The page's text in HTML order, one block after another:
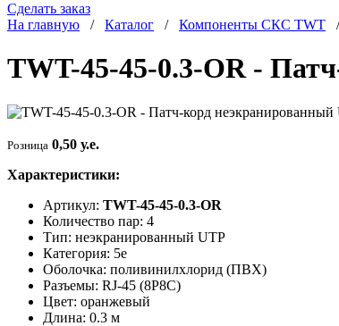
Сделать заказ
На главную / Каталог / Компоненты СКС TWT
TWT-45-45-0.3-OR -
Розница 0,50 у.е.
Характеристики:
Артикул: TWT-45-45-0.3-OR
Количество пар: 4
Тип: неэкранированный UTP
Категория: 5e
Оболочка: поливинилхлорид (ПВХ)
Разъемы: RJ-45 (8P8C)
Цвет: оранжевый
Длина: 0.3 м